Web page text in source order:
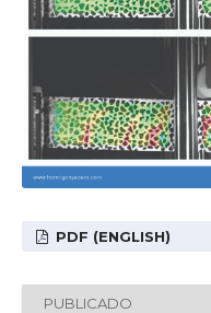
PDF (ENGLISH)
PUBLICADO